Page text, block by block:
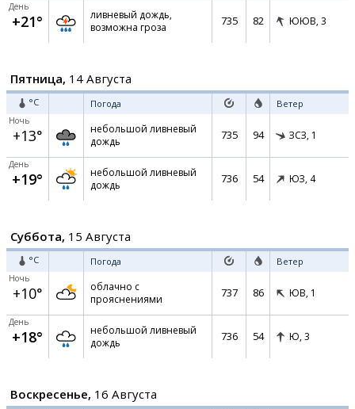
День
+21°
ливневый дождь,
возможна гроза
735 82 ЮЮВ, 3
Пятница, 14 Августа
°C Погода Ветер
Ночь
+13°
небольшой ливневый
дождь
735 94 ЗСЗ, 1
День
+19°
небольшой ливневый
дождь
736 54 ЮЗ, 4
Суббота, 15 Августа
°C Погода Ветер
Ночь
+10°
облачно с
прояснениями
737 86 ЮВ, 1
День
+18°
небольшой ливневый
дождь
736 54 Ю, 3
Воскресенье, 16 Августа